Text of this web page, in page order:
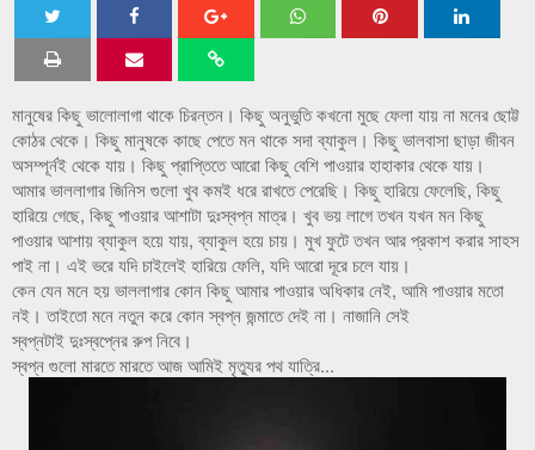
Twe
Sha
মানুষের কিছু ভালোলাগা থাকে চিরন্তন। কিছু অনুভুতি কখনো মুছে ফেলা যায় না মনের ছোট্ট
কোঠর থেকে। কিছু মানুষকে কাছে পেতে মন থাকে সদা ব্যাকুল। কিছু ভালবাসা ছাড়া জীবন
অসম্পূর্নই থেকে যায়। কিছু প্রাপ্তিতে আরো কিছু বেশি পাওয়ার হাহাকার থেকে যায়।
আমার ভাললাগার জিনিস গুলো খুব কমই ধরে রাখতে পেরেছি। কিছু হারিয়ে ফেলেছি, কিছু
হারিয়ে গেছে, কিছু পাওয়ার আশাটা দুঃস্বপ্ন মাত্র। খুব ভয় লাগে তখন যখন মন কিছু
পাওয়ার আশায় ব্যাকুল হয়ে যায়, ব্যাকুল হয়ে চায়। মুখ ফুটে তখন আর প্রকাশ করার সাহস
পাই না। এই ভরে যদি চাইলেই হারিয়ে ফেলি, যদি আরো দূরে চলে যায়।
কেন যেন মনে হয় ভাললাগার কোন কিছু আমার পাওয়ার অধিকার নেই, আমি পাওয়ার মতো
নই। তাইতো মনে নতুন করে কোন স্বপ্ন জন্মাতে দেই না। নাজানি সেই
স্বপ্নটাই দুঃস্বপ্নের রুপ নিবে।
স্বপ্ন গুলো মারতে মারতে আজ আমিই মৃত্যুর পথ যাত্রি...